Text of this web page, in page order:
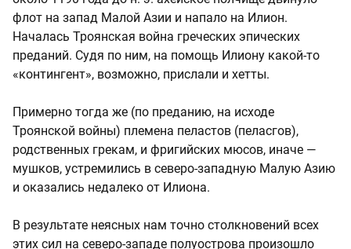
флот на запад Малой Азии и напало на Илион.
Началась Троянская война греческих эпических
преданий. Судя по ним, на помощь Илиону какой-то
«контингент», возможно, прислали и хетты.
Примерно тогда же (по преданию, на исходе
Троянской войны) племена пеластов (пеласгов),
родственных грекам, и фригийских мюсов, иначе —
мушков, устремились в северо-западную Малую Азию
и оказались недалеко от Илиона.
В результате неясных нам точно столкновений всех
этих сил на северо-западе полуострова произошло